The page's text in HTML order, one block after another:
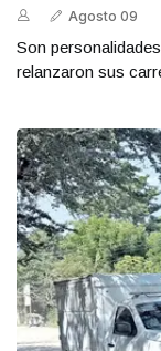
Agosto 09
Son
relanzaron sus